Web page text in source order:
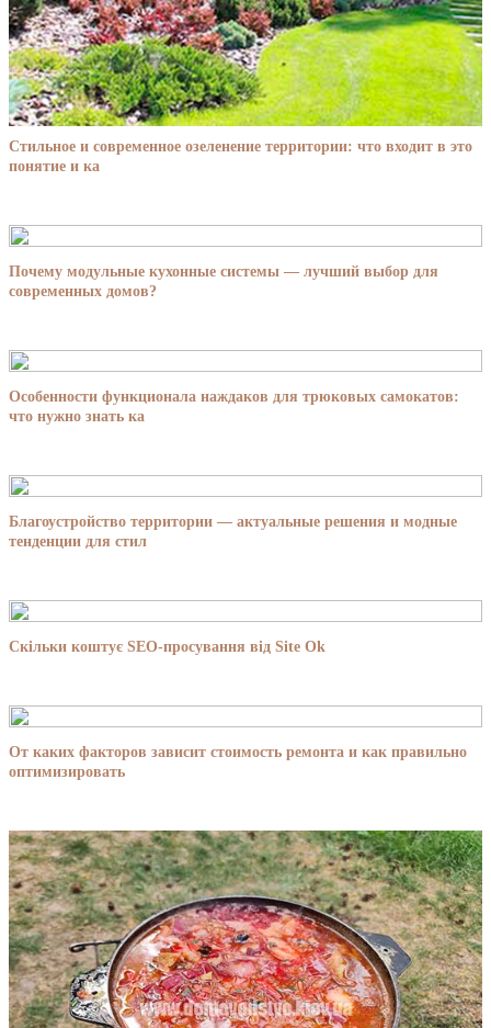
Стильное и современное озеленение территории: что входит в это
понятие и ка
Почему модульные кухонные системы — лучший выбор для
современных домов?
Особенности функционала наждаков для трюковых самокатов:
что нужно знать ка
Благоустройство территории — актуальные решения и модные
тенденции для стил
Скільки коштує SEO-просування від Site Ok
От каких факторов зависит стоимость ремонта и как правильно
оптимизировать